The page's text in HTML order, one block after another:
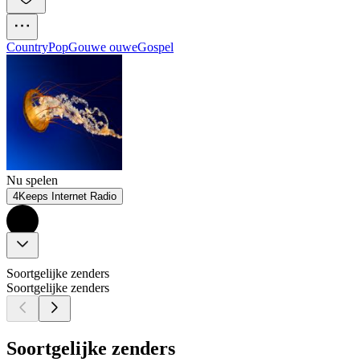
CountryPopGouwe ouweGospel
Nu spelen
4Keeps Internet Radio
Soortgelijke zenders
Soortgelijke zenders
Soortgelijke zenders